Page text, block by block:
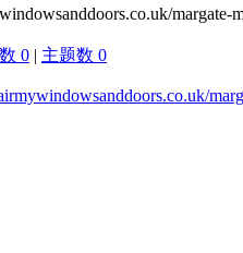
margate-
0 | 主题数 0